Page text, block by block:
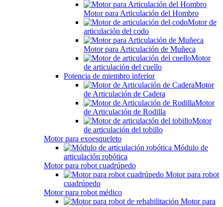
Motor para Articulación del Hombro
Motor de
articulación del codo
Motor para Articulación de Muñeca
Motor
de articulación del cuello
Potencia de miembro inferior
Motor
de Articulación de Cadera
Motor
de Articulación de Rodilla
Motor
de articulación del tobillo
Motor para exoesqueleto
Módulo de
articulación robótica
Motor para robot cuadrúpedo
Motor para robot
cuadrúpedo
Motor para robot médico
Motor para